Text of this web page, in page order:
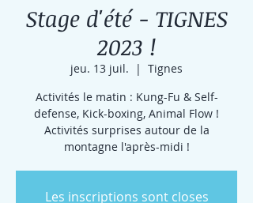
Stage d'été - TIGNES
2023 !
jeu. 13 juil.
  |
Tignes
Activités le matin : Kung-Fu & Self-
defense, Kick-boxing, Animal Flow !
Activités surprises autour de la
montagne l'après-midi !
Les inscriptions sont closes